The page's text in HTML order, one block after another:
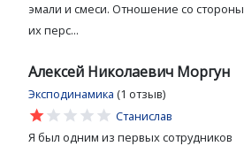
эмали и смеси. Отношение со стороны
их перс...
Алексей Николаевич Моргун
Эксподинамика (1 отзыв)
star
star
star
star
star
Станислав
Я был одним из первых сотрудников